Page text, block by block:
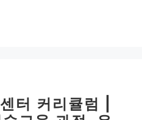
터 커리큘럼 |